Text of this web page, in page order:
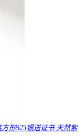
形925银送证书 天然紫